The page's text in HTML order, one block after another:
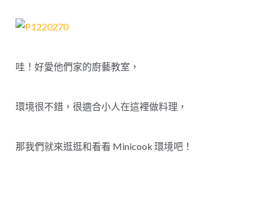
哇！好愛他們家的廚藝教室，
環境很不錯，很適合小人在這裡做料理，
那我們就來逛逛和看看 Minicook 環境吧！